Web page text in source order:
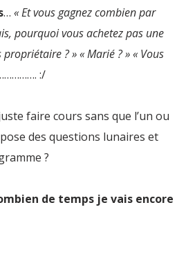
… « Et vous gagnez combien par
pourquoi vous achetez pas une
propriétaire ? » « Marié ? » « Vous
:/
faire cours sans que l’un ou
pose des questions lunaires et
?
de temps je vais encore